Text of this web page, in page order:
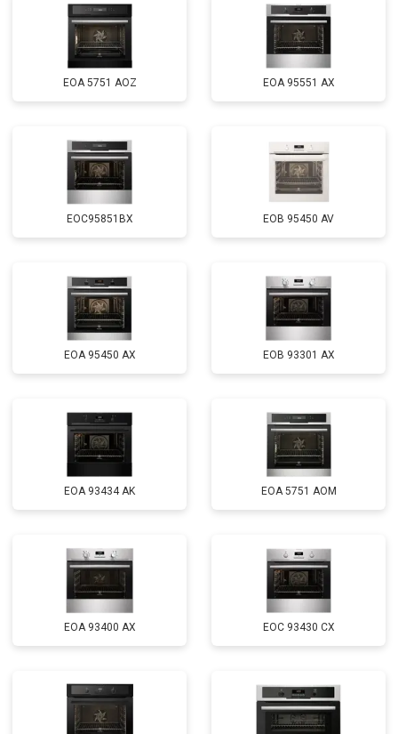
EOA 5751 AOZ EOA 95551 AX
EOC95851BX EOB 95450 AV
EOA 95450 AX EOB 93301 AX
EOA 93434 AK EOA 5751 AOM
EOA 93400 AX EOC 93430 CX